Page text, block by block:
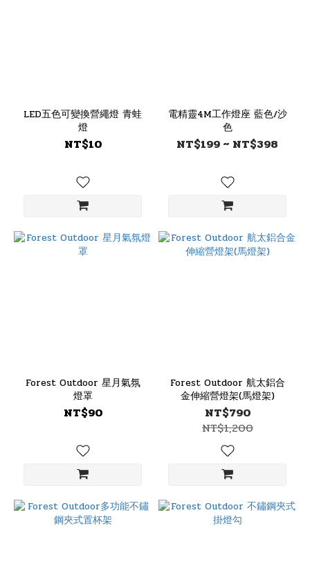
LED五色可變換營繩燈 青蛙
燈
NT$10
電精靈4M工作燈座 藍色/沙
色
NT$199 ~ NT$398
Forest Outdoor 星月氣氛
燈罩
NT$90
Forest Outdoor 航太鋁合
金伸縮營燈架(馬燈架)
NT$790
NT$1,200